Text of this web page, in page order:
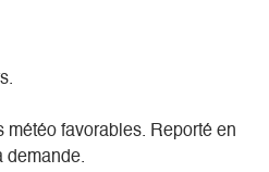
favorables. Reporté en
demande.